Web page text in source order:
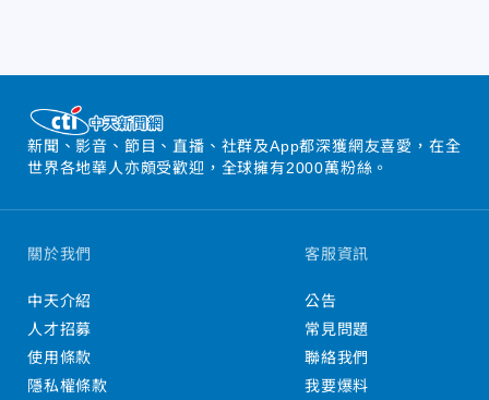
新聞、影音、節目、直播、社群及App都深獲網友喜愛，在全
世界各地華人亦頗受歡迎，全球擁有2000萬粉絲。
關於我們
中天介紹
人才招募
使用條款
隱私權條款
客服資訊
公告
常見問題
聯絡我們
我要爆料